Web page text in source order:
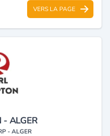
VERS LA PAGE
- ALGER
- ALGER